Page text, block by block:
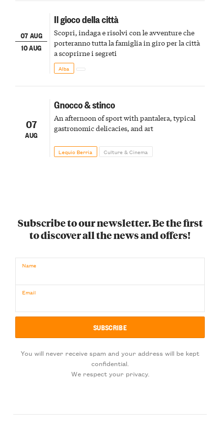
07 AUG
10 AUG
Il gioco della città
Scopri, indaga e risolvi con le avventure che
porteranno tutta la famiglia in giro per la città
a scoprirne i segreti
Alba
07
AUG
Gnocco & stinco
An afternoon of sport with pantalera, typical
gastronomic delicacies, and art
Lequio Berria Culture & Cinema
Subscribe to our newsletter. Be the first
to discover all the news and offers!
Name
Email
You will never receive spam and your address will be kept
confidential.
We respect your privacy.